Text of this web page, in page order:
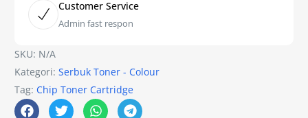
Customer Service
Admin fast respon
SKU: N/A
Kategori:Serbuk Toner - Colour
Tag: Chip Toner Cartridge